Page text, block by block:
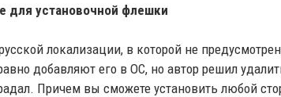
для установочной флешки
локализации, в которой не
добавляют его в ОС, но автор решил
Причем вы сможете установить любой